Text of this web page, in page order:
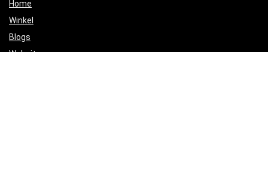
Home
Winkel
Blogs
Websites